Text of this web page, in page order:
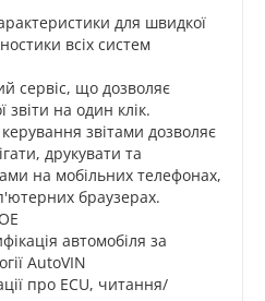
для швидкої
всіх систем
сервіс, що дозволяє
звіти на один клік.
звітами дозволяє
друкувати та
на мобільних телефонах,
браузерах.
автомобіля за
AutoVIN
про ECU, читання/